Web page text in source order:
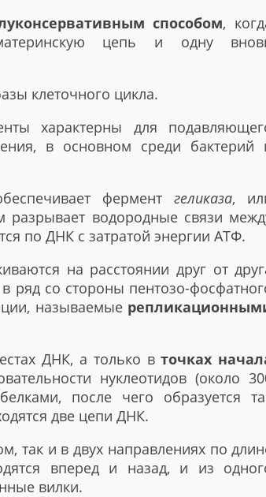
способом,
цепь и одну
клеточного цикла.
характерны для
в основном среди бактерий
ферментгеликаза,
разрывает водородные связи
по ДНК с затратой энергии АТФ.
на расстоянии друг от
ряд со стороны пентозо-
называемые
ДНК, а только вточках
нуклеотидов (около
после чего образуется
две цепи ДНК.
так и в двух направлениях по
вперед и назад, и из
вилки.